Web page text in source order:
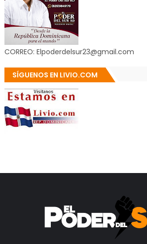
CORREO: Elpoderdelsur23@gmail.com
SÍGUENOS EN LIVIO.COM